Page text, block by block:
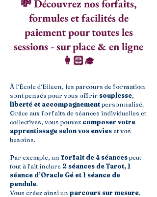
💸 Découvrez nos forfaits,
formules et facilités de
paiement pour toutes les
sessions - sur place & en ligne
👩🏻‍🎓
À l’École d’Eileen, les parcours de formation
sont pensés pour vous offrir souplesse,
liberté et accompagnementpersonnalisé.
Grâce aux forfaits de séances individuelles et
collectives, vous pouvez composer votre
apprentissage selon vos envieset vos
besoins.
Par exemple, un forfait de 4 séancespeut
tout à fait inclure 2 séances de Tarot, 1
séance d’Oracle Gé et 1 séance de
pendule.
Vous créez ainsi un parcours sur mesure,